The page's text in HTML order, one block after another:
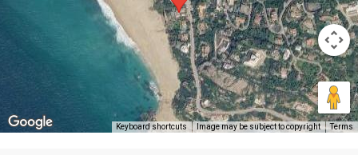
Keyboard shortcuts Image may be subject to copyright Terms